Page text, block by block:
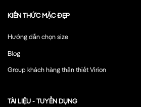
KIẾN THỨC MẶC ĐẸP
Hướng dẫn chọn size
Blog
Group khách hàng thân thiết Virion
TÀI LIỆU - TUYỂN DỤNG